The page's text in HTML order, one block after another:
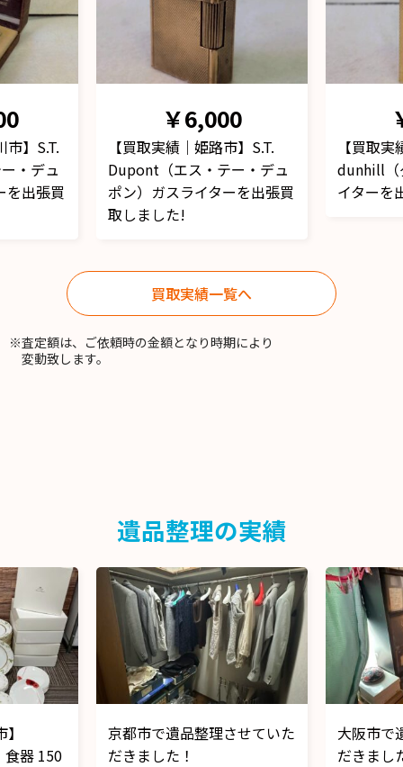
】S.T.
・デュ
を出張買
￥5,000
【買取実績｜守口市】
dunhill（ダンヒル）ガスラ
イターを出張買取しました!
【買取
dunhill（
イターを
買取実績一覧へ
※査定額は、ご依頼時の金額となり時期により
変動致します。
遺品整理の実績
ていた
大阪市で遺品整理させていた
だきました！
寝屋川市
ただきま